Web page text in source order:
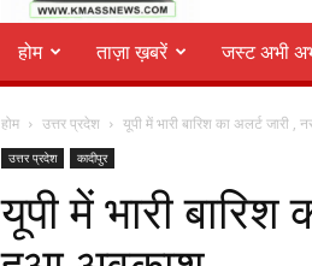
होम ताज़ा ख़बरें जस्ट अभी
होम उत्तर प्रदेश यूपी में भारी बारिश का अलर्ट जारी ,
उत्तर प्रदेश कादीपुर
यूपी में भारी बारिश